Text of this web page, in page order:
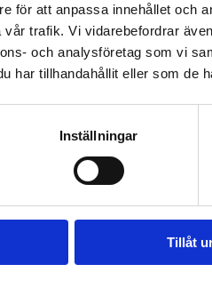
för att anpassa innehållet och
trafik. Vi vidarebefordrar
och analysföretag som vi
har tillhandahållit eller som de
Inställningar
Tillåt
Hem
Tjänster
Utbildningar
Om oss